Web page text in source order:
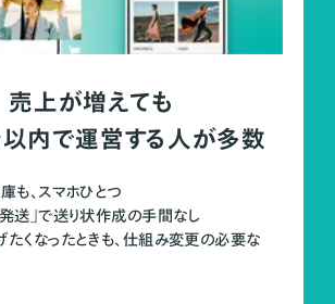
売上が増えても
内で運営する人が多数
も、スマホひとつ
発送」で送り状作成の手間なし
くなったときも、仕組み変更の必要な